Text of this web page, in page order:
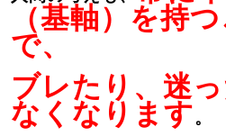
（基軸）を持
で、
ブレたり、迷
なくなります。